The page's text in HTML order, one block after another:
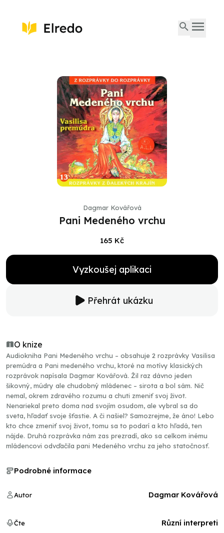
Dagmar Kovářová
Pani Medeného vrchu
165 Kč
Vyzkoušej aplikaci
Přehrát ukázku
O knize
Audiokniha Pani Medeného vrchu – obsahuje 2 rozprávky Vasilisa
premúdra a Pani medeného vrchu, ktoré na motívy klasických
rozprávok napísala Dagmar Kovářová. Žil raz dávno jeden
šikovný, múdry ale chudobný mládenec – sirota a bol sám. Nič
nemal, okrem zdravého rozumu a chuti zmeniť svoj život.
Nenariekal preto doma nad svojím osudom, ale vybral sa do
sveta, hľadať svoje šťastie. A či našiel? Samozrejme, že áno! Lebo
kto chce zmeniť svoj život, tomu sa to podarí a kto hľadá, ten
nájde. Druhá rozprávka nám zas prezradí, ako sa celkom inému
mládencovi odvďačila pani Medeného vrchu za jeho statočnosť.
Podrobné informace
Autor Dagmar Kovářová
Čte Různí interpreti